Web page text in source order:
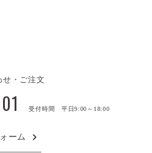
せ・ご注文
受付時間 平日9:00～18:00
ーム